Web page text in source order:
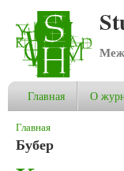
Главная О
Вы здесь
Главная
Бубер